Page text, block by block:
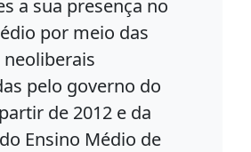
a sua presença no
por meio das
pelo governo do
de 2012 e da
Ensino Médio de